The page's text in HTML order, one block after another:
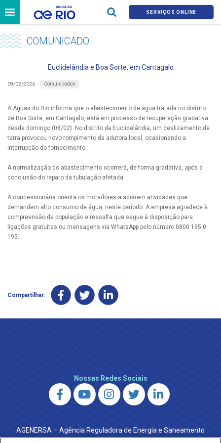
SERVIÇOS ONLINE
COMUNICADO
Euclidelândia e Boa Sorte, em Cantagalo
09/02/2026 Comunicados
A Águas do Rio informa que o abastecimento de água tratada no distrito
de Boa Sorte, em Cantagalo, está em processo de recuperação gradativa
desde domingo (08/02). No distrito de Euclidelândia, um deslizamento de
terra provocou novo rompimento da adutora local, ocasionando a
interrupção do fornecimento.
A normalização do abastecimento ocorrerá, de forma gradativa, após a
conclusão do reparo da tubulação afetada.
A concessionária orienta os moradores a adiarem atividades que
demandem alto consumo de água, neste período. A empresa agradece à
compreensão da população e ressalta que segue à disposição para
ligações gratuitas ou mensagens via WhatsApp pelo número 0800 195 0
195.
Compartilhar:
Nossas Redes Sociais
AGENERSA – Agência Reguladora de Energia e Saneamento
do Estado do Rio de Janeiro